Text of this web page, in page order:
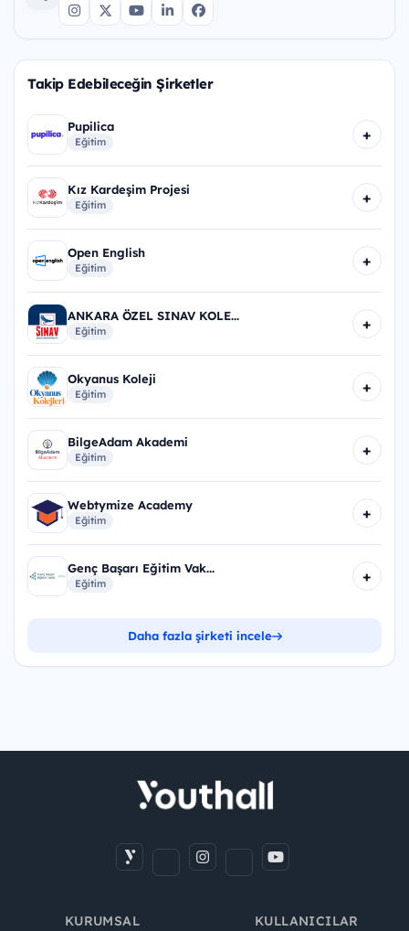
Takip Edebileceğin Şirketler
Pupilica
Eğitim +
Kız Kardeşim Projesi
Eğitim +
Open English
Eğitim +
ANKARA ÖZEL SINAV KOLE...
Eğitim +
Okyanus Koleji
Eğitim +
BilgeAdam Akademi
Eğitim +
Webtymize Academy
Eğitim +
Genç Başarı Eğitim Vak...
Eğitim +
Daha fazla şirketi incele
KURUMSAL KULLANICILAR